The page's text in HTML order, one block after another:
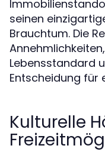
seinen
Brauchtum. Die
Lebensstandard
Entscheidung für
Kulturelle